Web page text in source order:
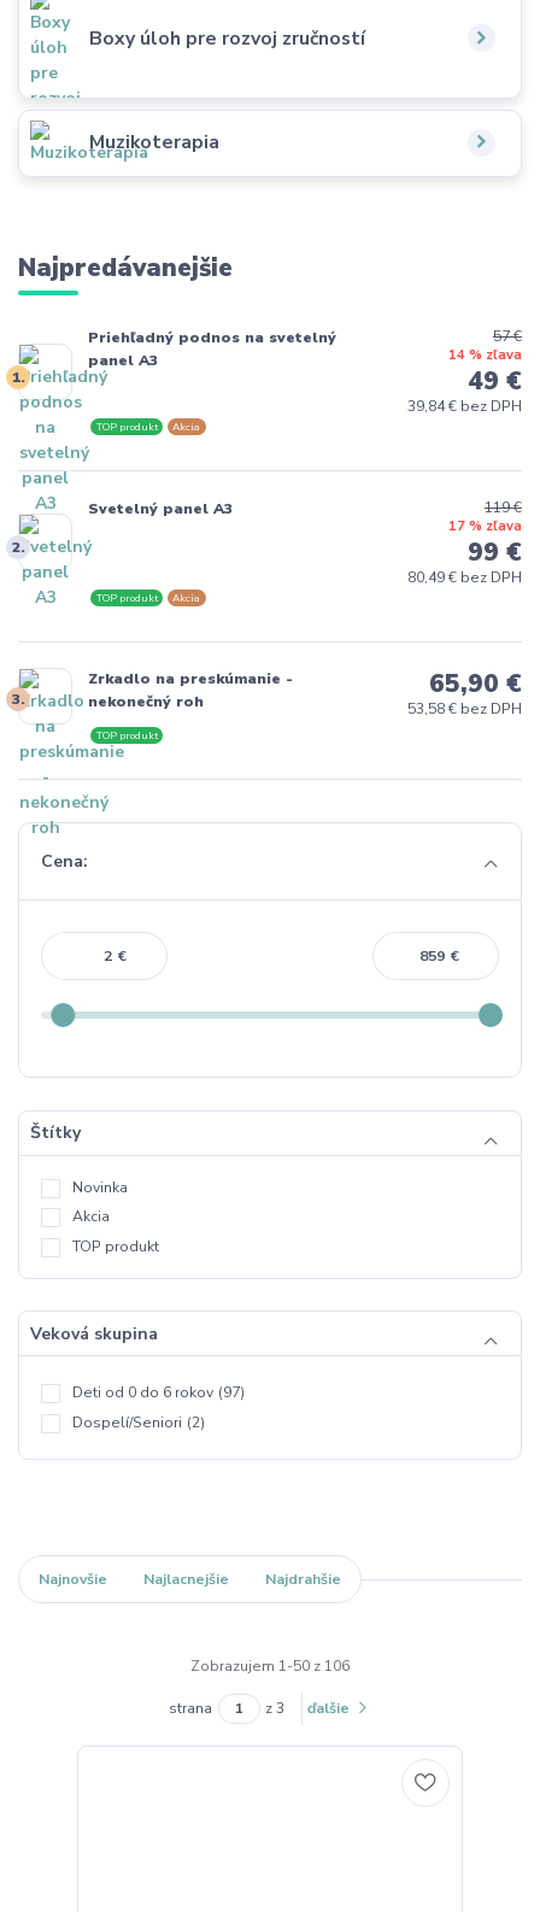
Boxy úloh pre rozvoj zručností
Muzikoterapia
Najpredávanejšie
1.
Priehľadný podnos na svetelný
panel A3
TOP produkt Akcia
57 €
14 % zľava
49 €
39,84 € bez DPH
2.
Svetelný panel A3
TOP produkt Akcia
119 €
17 % zľava
99 €
80,49 € bez DPH
3.
Zrkadlo na preskúmanie -
nekonečný roh
TOP produkt
65,90 €
53,58 € bez DPH
Cena:
€ €
Štítky
Novinka
Akcia
TOP produkt
Veková skupina
Deti od 0 do 6 rokov (97)
Dospelí/Seniori (2)
Najnovšie Najlacnejšie Najdrahšie
Zobrazujem 1-50 z 106
strana z 3 ďalšie